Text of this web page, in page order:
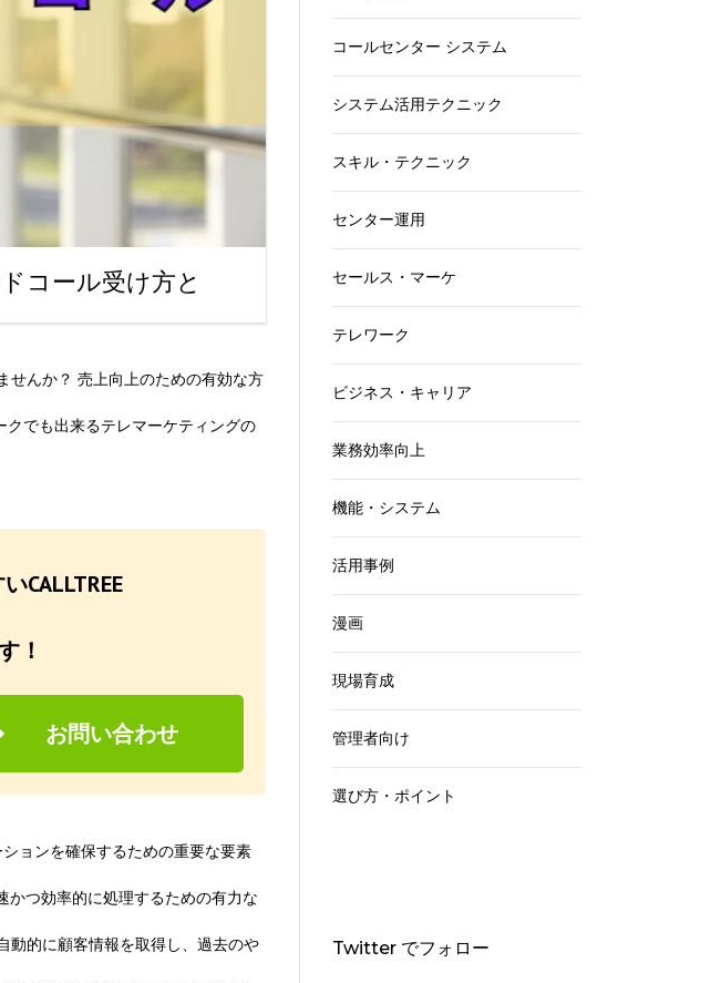
コール受け方と
せんか？ 売上向上のための有効な方
でも出来るテレマーケティングの
CALLTREE
！
お問い合わせ
ョンを確保するための重要な要素
かつ効率的に処理するための有力な
動的に顧客情報を取得し、過去のや
コールセンター システム
システム活用テクニック
スキル・テクニック
センター運用
セールス・マーケ
テレワーク
ビジネス・キャリア
業務効率向上
機能・システム
活用事例
漫画
現場育成
管理者向け
選び方・ポイント
Twitter でフォロー